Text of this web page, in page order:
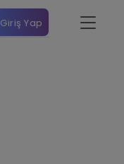
Giriş Yap